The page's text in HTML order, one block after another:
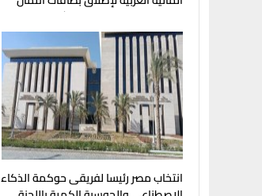
وبطاقات مسبقة الدفع للشركات
انتخاب مصر رئيسا لفريقى حوكمة الذكاء